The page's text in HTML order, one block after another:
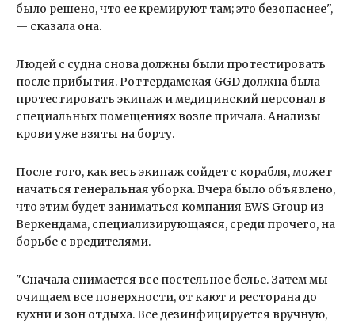
было решено, что ее кремируют там; это безопаснее",
— сказала она.
Людей с судна снова должны были протестировать
после прибытия. Роттердамская GGD должна была
протестировать экипаж и медицинский персонал в
специальных помещениях возле причала. Анализы
крови уже взяты на борту.
После того, как весь экипаж сойдет с корабля, может
начаться генеральная уборка. Вчера было объявлено,
что этим будет заниматься компания EWS Group из
Веркендама, специализирующаяся, среди прочего, на
борьбе с вредителями.
"Сначала снимается все постельное белье. Затем мы
очищаем все поверхности, от кают и ресторана до
кухни и зон отдыха. Все дезинфицируется вручную,